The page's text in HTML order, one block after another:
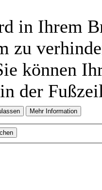
in Ihrem
zu
können
der